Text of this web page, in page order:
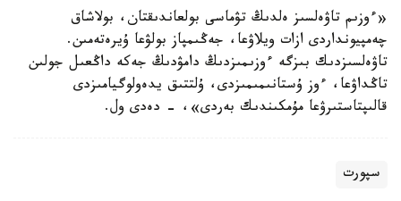
«ءوزىم تاۋەلسىز ەلدىڭ تۋماسى بولعاندىقتان، بولاشاق
چەمپيونداردى ازات ويلاۋعا، جەڭىمپاز بولۋعا ۇيرەتەمىن.
تاۋەلسىزدىك بىزگە ءوزىمىزدىڭ دامۋدىڭ جەكە داڭعىل جولىن
تاڭداۋعا، ءوز ۇستانىمىمىزدى، ۇلتتىق يدەولوگيامىزدى
قالىپتاستىرۋعا مۇمكىندىك بەردى»، - دەدى ول.
سپورت